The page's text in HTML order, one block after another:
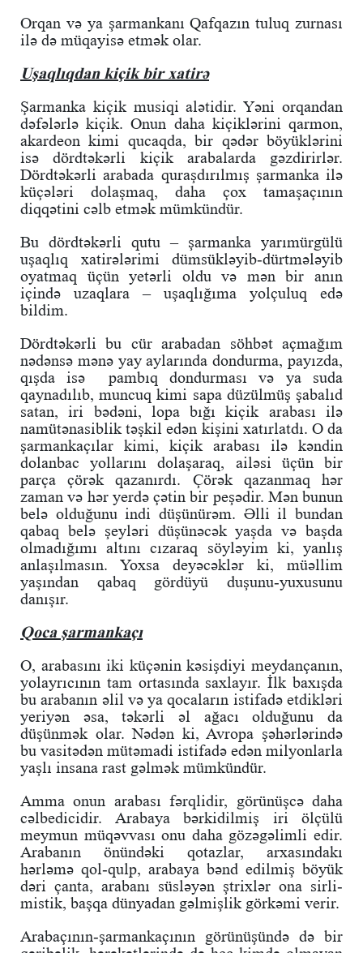
Orqan və ya şarmankanı Qafqazın tuluq zurnası
ilə də müqayisə etmək olar.
Uşaqlıqdan kiçik bir xatirə
Şarmanka kiçik musiqi alətidir. Yəni orqandan
dəfələrlə kiçik. Onun daha kiçiklərini qarmon,
akardeon kimi qucaqda, bir qədər böyüklərini
isə dördtəkərli kiçik arabalarda gəzdirirlər.
Dördtəkərli arabada quraşdırılmış şarmanka ilə
küçələri dolaşmaq, daha çox tamaşaçının
diqqətini cəlb etmək mümkündür.
Bu dördtəkərli qutu – şarmanka yarımürgülü
uşaqlıq xatirələrimi dümsükləyib-dürtmələyib
oyatmaq üçün yetərli oldu və mən bir anın
içində uzaqlara – uşaqlığıma yolçuluq edə
bildim.
Dördtəkərli bu cür arabadan söhbət açmağım
nədənsə mənə yay aylarında dondurma, payızda,
qışda isə pambıq dondurması və ya suda
qaynadılıb, muncuq kimi sapa düzülmüş şabalıd
satan, iri bədəni, lopa bığı kiçik arabası ilə
namütənasiblik təşkil edən kişini xatırlatdı. O da
şarmankaçılar kimi, kiçik arabası ilə kəndin
dolanbac yollarını dolaşaraq, ailəsi üçün bir
parça çörək qazanırdı. Çörək qazanmaq hər
zaman və hər yerdə çətin bir peşədir. Mən bunun
belə olduğunu indi düşünürəm. Əlli il bundan
qabaq belə şeyləri düşünəcək yaşda və başda
olmadığımı altını cızaraq söyləyim ki, yanlış
anlaşılmasın. Yoxsa deyəcəklər ki, müəllim
yaşından qabaq gördüyü duşunu-yuxusunu
danışır.
Qoca şarmankaçı
O, arabasını iki küçənin kəsişdiyi meydançanın,
yolayrıcının tam ortasında saxlayır. İlk baxışda
bu arabanın əlil və ya qocaların istifadə etdikləri
yeriyən əsa, təkərli əl ağacı olduğunu da
düşünmək olar. Nədən ki, Avropa şəhərlərində
bu vasitədən mütəmadi istifadə edən milyonlarla
yaşlı insana rast gəlmək mümkündür.
Amma onun arabası fərqlidir, görünüşcə daha
cəlbedicidir. Arabaya bərkidilmiş iri ölçülü
meymun müqəvvası onu daha gözəgəlimli edir.
Arabanın önündəki qotazlar, arxasındakı
hərləmə qol-qulp, arabaya bənd edilmiş böyük
dəri çanta, arabanı süsləyən ştrixlər ona sirli-
mistik, başqa dünyadan gəlmişlik görkəmi verir.
Arabaçının-şarmankaçının görünüşündə də bir